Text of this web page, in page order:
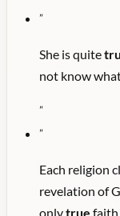
"
She is quite
not know
"
"
Each religion
revelation of
onlytrue faith.